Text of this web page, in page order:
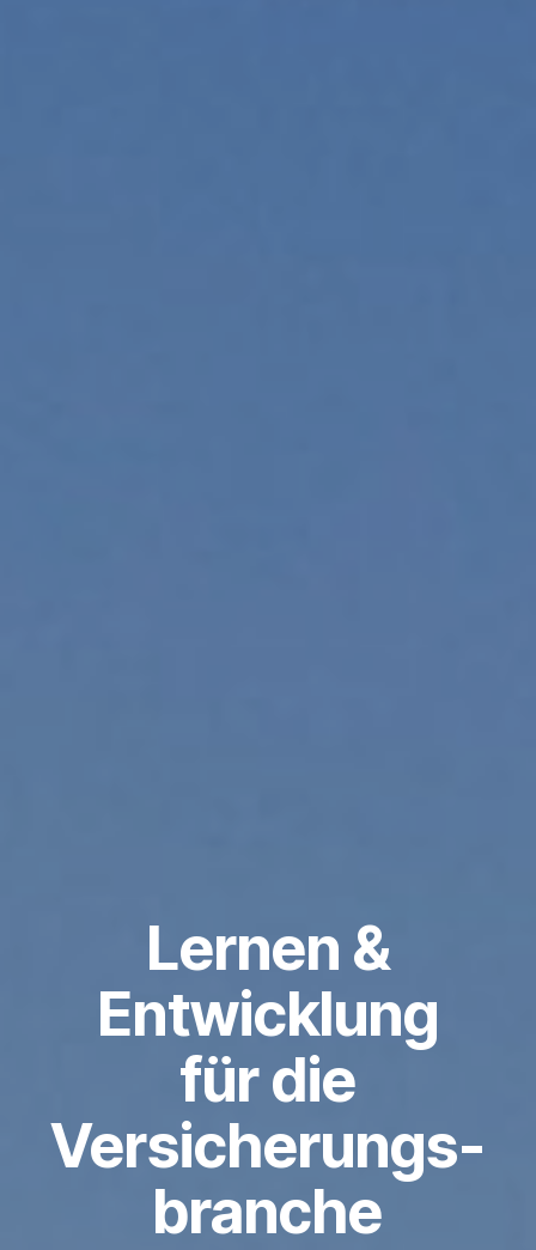
Lernen &
Entwicklung
für die
Versicherungs­
branche